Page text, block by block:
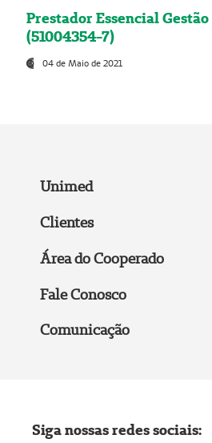
Prestador Essencial
(51004354-7)
04 de Maio de 2021
Unimed
Clientes
Área do Cooperado
Fale Conosco
Comunicação
Siga nossas redes sociais: